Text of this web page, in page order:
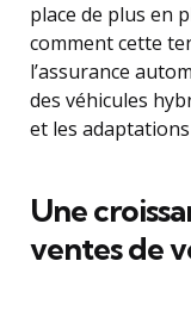
place de plus en
comment cette
l’assurance
des véhicules
et les
Une
ventes de